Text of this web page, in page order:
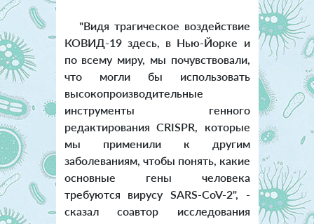
"Видя трагическое воздействие
КОВИД-19 здесь, в Нью-Йорке и
по всему миру, мы почувствовали,
что могли бы использовать
высокопроизводительные
инструменты генного
редактирования CRISPR, которые
мы применили к другим
заболеваниям, чтобы понять, какие
основные гены человека
требуются вирусу SARS-CoV-2", -
сказал соавтор исследования